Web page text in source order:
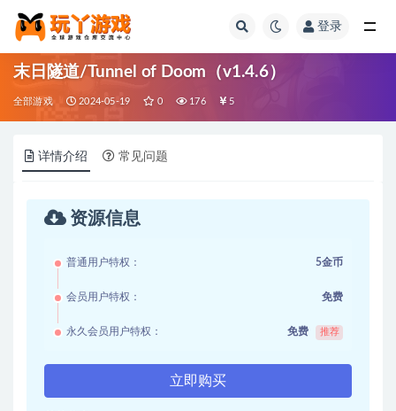
登录
末日隧道/Tunnel of Doom（v1.4.6）
全部游戏 2024-05-19 0 176 5
详情介绍 常见问题
资源信息
普通用户特权： 5金币
会员用户特权： 免费
永久会员用户特权： 免费 推荐
立即购买